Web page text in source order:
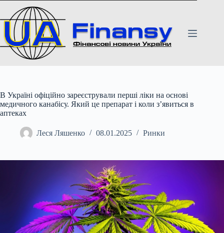
вмісту
В Україні офіційно зареєстрували перші ліки на основі
медичного канабісу. Який це препарат і коли з’явиться в
аптеках
Леся Ляшенко 08.01.2025 Ринки